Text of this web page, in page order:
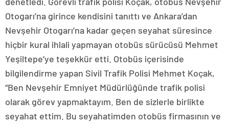
Otogarı’na girince kendisini tanıttı ve Ankara’dan
Nevşehir Otogarı’na kadar geçen seyahat süresince
hiçbir kural ihlali yapmayan otobüs sürücüsü Mehmet
Yeşiltepe’ye teşekkür etti. Otobüs içerisinde
bilgilendirme yapan Sivil Trafik Polisi Mehmet Koçak,
“Ben Nevşehir Emniyet Müdürlüğünde trafik polisi
olarak görev yapmaktayım. Ben de sizlerle birlikte
seyahat ettim. Bu seyahatimden otobüs firmasının ve